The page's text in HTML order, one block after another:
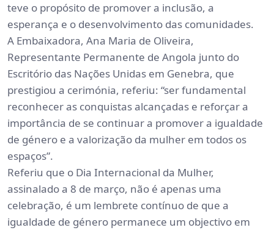
teve o propósito de promover a inclusão, a
esperança e o desenvolvimento das comunidades.
A Embaixadora, Ana Maria de Oliveira,
Representante Permanente de Angola junto do
Escritório das Nações Unidas em Genebra, que
prestigiou a cerimónia, referiu: “ser fundamental
reconhecer as conquistas alcançadas e reforçar a
importância de se continuar a promover a igualdade
de género e a valorização da mulher em todos os
espaços”.
Referiu que o Dia Internacional da Mulher,
assinalado a 8 de março, não é apenas uma
celebração, é um lembrete contínuo de que a
igualdade de género permanece um objectivo em